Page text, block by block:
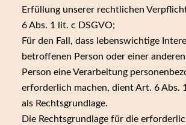
Erfüllung unserer rechtlichen
6 Abs. 1 lit. c DSGVO;
Für den Fall, dass lebenswichtige
betroffenen Person oder einer
Person eine Verarbeitung
erforderlich machen, dient Art. 6 Abs.
als Rechtsgrundlage.
Die Rechtsgrundlage für die